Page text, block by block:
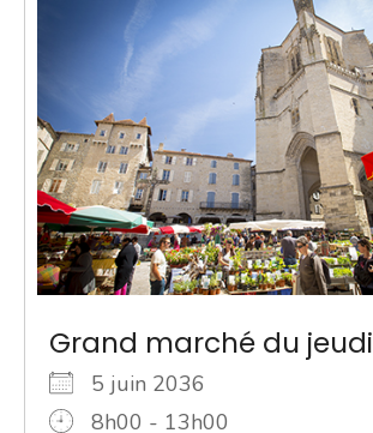
Grand marché du jeudi
5 juin 2036
8h00 - 13h00